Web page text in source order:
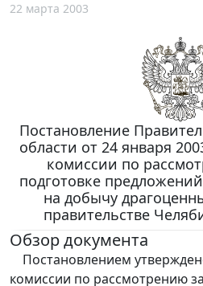
22 марта 2003
Постановление
области от 24 января
комиссии по
подготовке
на добычу
правительстве
Обзор документа
Постановлением
комиссии по рассмотрению